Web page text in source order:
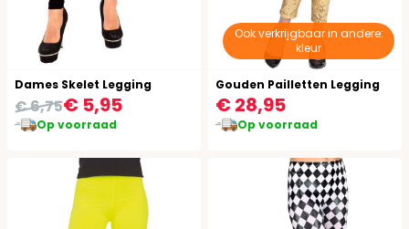
Dames Skelet Legging
€ 5,95
€ 6,75
Op voorraad
Ook verkrijgbaar in andere:
kleur
Gouden Pailletten Legging
€ 28,95
Op voorraad